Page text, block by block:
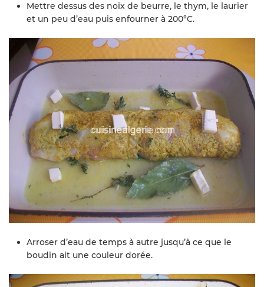
Mettre dessus des noix de beurre, le thym, le laurier
et un peu d’eau puis enfourner à 200°C.
Arroser d’eau de temps à autre jusqu’à ce que le
boudin ait une couleur dorée.